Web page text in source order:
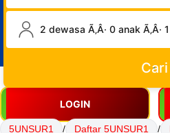
2 dewasa Ã‚Â· 0 anak Ã‚Â·
Cari
LOGIN
5UNSUR1 / Daftar 5UNSUR1 /